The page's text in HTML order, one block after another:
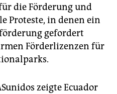
die Förderung und
Proteste, in denen ein
gefordert
Förderlizenzen für
zeigte Ecuador